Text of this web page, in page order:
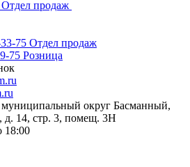
Отдел продаж
75 Отдел продаж
75 Розница
муниципальный округ Басманный,
д. 14, стр. 3, помещ. 3Н
18:00